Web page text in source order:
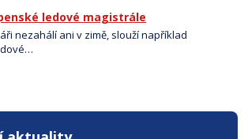
ledové magistrále
nezahálí ani v zimě, slouží například